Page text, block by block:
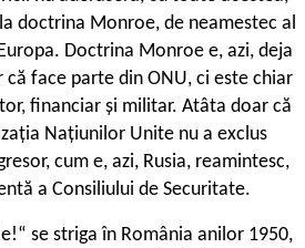
doctrina Monroe, de neamestec al
Doctrina Monroe e, azi, deja
că face parte din ONU, ci este chiar
financiar și militar. Atâta doar că
Națiunilor Unite nu a exclus
cum e, azi, Rusia, reamintesc,
a Consiliului de Securitate.
se striga în România anilor 1950,